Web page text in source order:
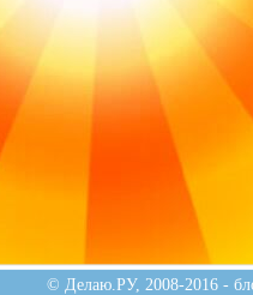
© Делаю.РУ, 2008-2016 -